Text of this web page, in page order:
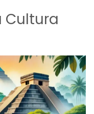
Cultura